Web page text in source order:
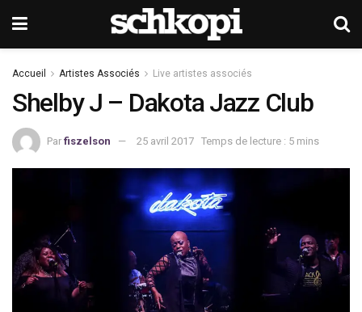
Accueil Artistes Associés Live artistes associés
Shelby J – Dakota Jazz Club
Par fiszelson 25 avril 2017 Temps de lecture : 5 mins